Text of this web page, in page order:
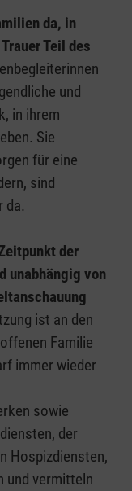
da, in
Teil des
und
in ihrem
Sie
für eine
sind
da.
der
unabhängig von
ist an den
Familie
immer wieder
sowie
der
Hospizdiensten,
und vermitteln